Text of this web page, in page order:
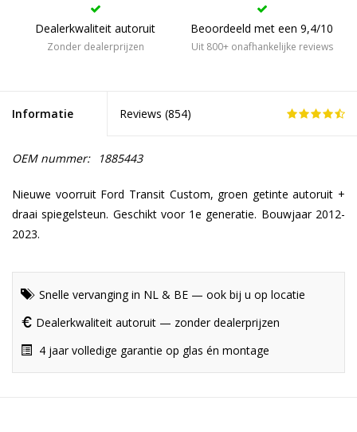
Dealerkwaliteit autoruit
Zonder dealerprijzen
Beoordeeld met een 9,4/10
Uit 800+ onafhankelijke reviews
Informatie Reviews (854)
OEM nummer: 1885443
Nieuwe voorruit Ford Transit Custom, groen getinte autoruit +
draai spiegelsteun. Geschikt voor 1e generatie. Bouwjaar 2012-
2023.
Snelle vervanging in NL & BE — ook bij u op locatie
Dealerkwaliteit autoruit — zonder dealerprijzen
4 jaar volledige garantie op glas én montage